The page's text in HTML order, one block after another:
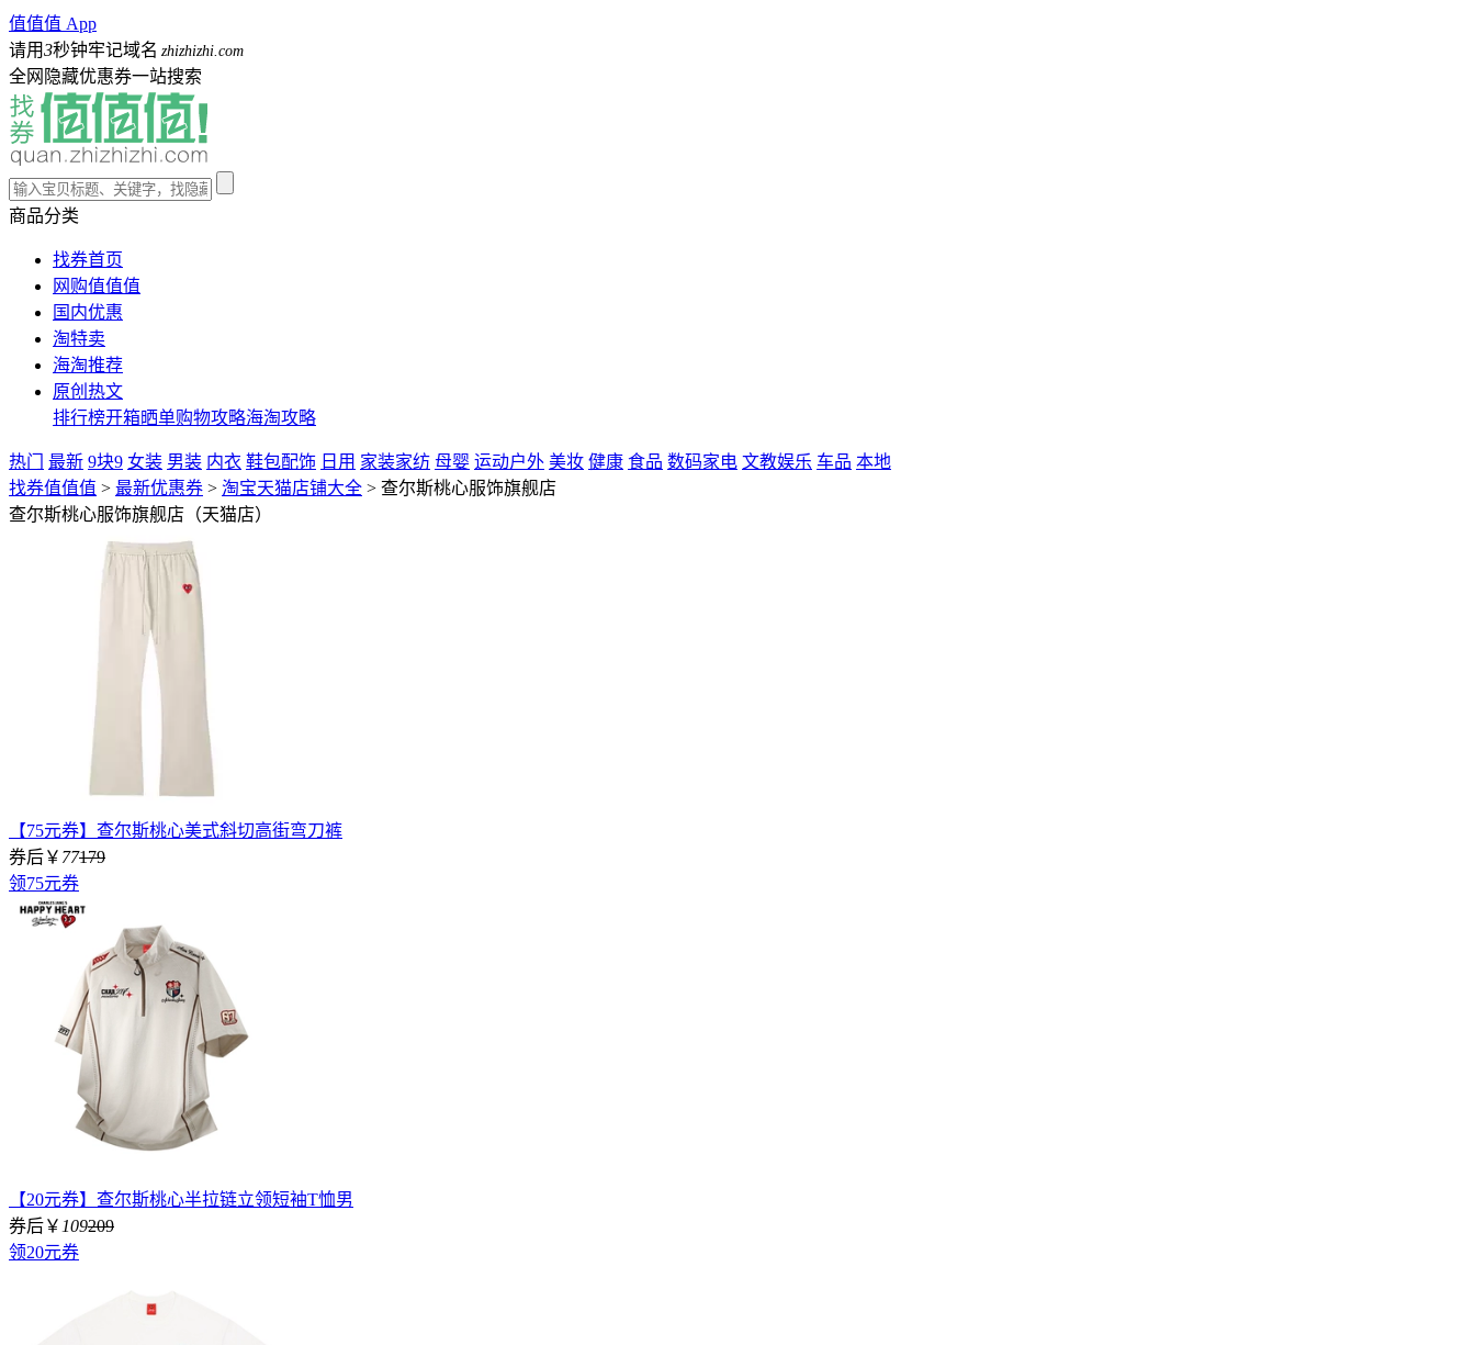
值值值 App
请用3秒钟牢记域名 zhizhizhi.com
全网隐藏优惠券一站搜索
商品分类
找券首页
网购值值值
国内优惠
淘特卖
海淘推荐
原创热文
排行榜开箱晒单购物攻略海淘攻略
热门 最新 9块9 女装 男装 内衣 鞋包配饰 日用 家装家纺 母婴 运动户外 美妆 健康 食品 数码家电 文教娱乐 车品 本地
找券值值值 > 最新优惠券 > 淘宝天猫店铺大全 > 查尔斯桃心服饰旗舰店
查尔斯桃心服饰旗舰店（天猫店）
【75元券】查尔斯桃心美式斜切高街弯刀裤
券后￥ 77179
领75元券
【20元券】查尔斯桃心半拉链立领短袖T恤男
券后￥ 109209
领20元券